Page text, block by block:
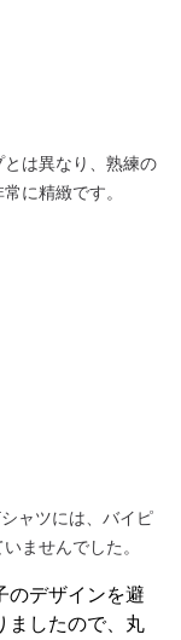
は異なり、熟練の
に精緻です。
ャツには、バイピ
ませんでした。
のデザインを避
ましたので、丸